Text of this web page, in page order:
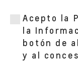
Av.
Acepto la
la
botón de
y al